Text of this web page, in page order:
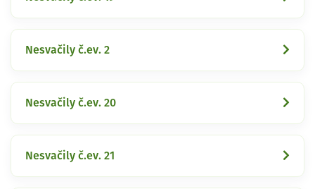
Nesvačily č.ev. 2
Nesvačily č.ev. 20
Nesvačily č.ev. 21